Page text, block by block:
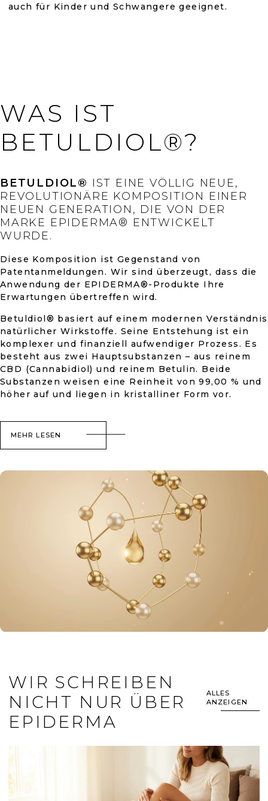
auch für Kinder und Schwangere geeignet.
WAS IST
BETULDIOL®?
BETULDIOL® IST EINE VÖLLIG NEUE,
REVOLUTIONÄRE KOMPOSITION EINER
NEUEN GENERATION, DIE VON DER
MARKE EPIDERMA® ENTWICKELT
WURDE.
Diese Komposition ist Gegenstand von
Patentanmeldungen. Wir sind überzeugt, dass die
Anwendung der EPIDERMA®-Produkte Ihre
Erwartungen übertreffen wird.
Betuldiol® basiert auf einem modernen Verständnis
natürlicher Wirkstoffe. Seine Entstehung ist ein
komplexer und finanziell aufwendiger Prozess. Es
besteht aus zwei Hauptsubstanzen – aus reinem
CBD (Cannabidiol) und reinem Betulin. Beide
Substanzen weisen eine Reinheit von 99,00 % und
höher auf und liegen in kristalliner Form vor.
MEHR LESEN
WIR SCHREIBEN
NICHT NUR ÜBER
EPIDERMA
ALLES
ANZEIGEN